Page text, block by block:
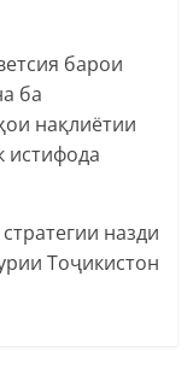
барои
ба
нақлиётии
истифода
назди
Тоҷикистон